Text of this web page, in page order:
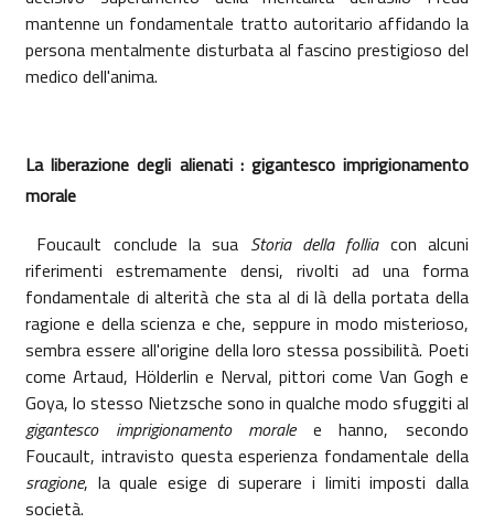
mantenne un fondamentale tratto autoritario affidando la
persona mentalmente disturbata al fascino prestigioso del
medico dell'anima.
La liberazione degli alienati : gigantesco imprigionamento
morale
Foucault conclude la sua Storia della folliacon alcuni
riferimenti estremamente densi, rivolti ad una forma
fondamentale di alterità che sta al di là della portata della
ragione e della scienza e che, seppure in modo misterioso,
sembra essere all'origine della loro stessa possibilità. Poeti
come Artaud, Hölderlin e Nerval, pittori come Van Gogh e
Goya, lo stesso Nietzsche sono in qualche modo sfuggiti al
gigantesco imprigionamento moralee hanno, secondo
Foucault, intravisto questa esperienza fondamentale della
sragione, la quale esige di superare i limiti imposti dalla
società.